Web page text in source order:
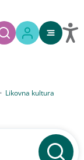
Likovna kultura